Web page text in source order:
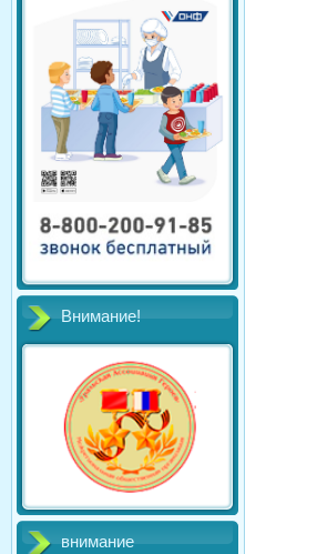
Внимание!
внимание